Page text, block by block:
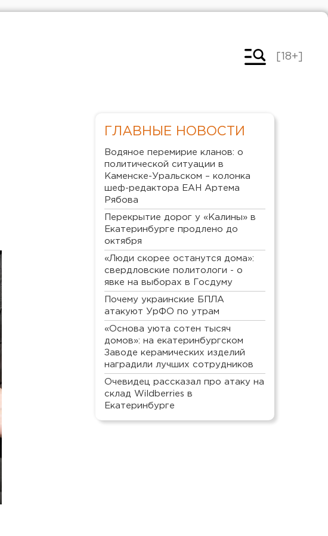
[18+]
ГЛАВНЫЕ НОВОСТИ
Водяное перемирие кланов: о
политической ситуации в
Каменске-Уральском – колонка
шеф-редактора ЕАН Артема
Рябова
Перекрытие дорог у «Калины» в
Екатеринбурге продлено до
октября
«Люди скорее останутся дома»:
свердловские политологи - о
явке на выборах в Госдуму
Почему украинские БПЛА
атакуют УрФО по утрам
«Основа уюта сотен тысяч
домов»: на екатеринбургском
Заводе керамических изделий
наградили лучших сотрудников
Очевидец рассказал про атаку на
склад Wildberries в
Екатеринбурге